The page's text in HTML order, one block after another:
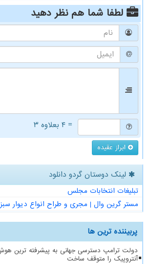
لطفا شما همنظر دهید
= ۴ بعلاوه ۳
ابراز عقیده
لینک دوستان گردو دانلود
تبلیغات انتخابات مجلس
مستر گرین وال | مجری و طراح انواع دیوار سبز
پربیننده ترین ها
دولت ترامپ دسترسی جهانی به پیشرفته ترین
آنتروپیک را متوقف ساخت